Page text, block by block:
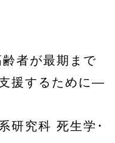
者が最期まで
援するために―
研究科 死生学･